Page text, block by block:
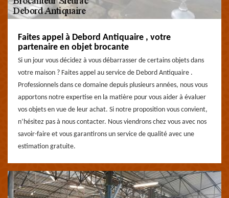
Faites appel à Debord Antiquaire , votre
partenaire en objet brocante
Si un jour vous décidez à vous débarrasser de certains objets dans
votre maison ? Faites appel au service de Debord Antiquaire .
Professionnels dans ce domaine depuis plusieurs années, nous vous
apportons notre expertise en la matière pour vous aider à évaluer
vos objets en vue de leur achat. Si notre proposition vous convient,
n’hésitez pas à nous contacter. Nous viendrons chez vous avec nos
savoir-faire et vous garantirons un service de qualité avec une
estimation gratuite.